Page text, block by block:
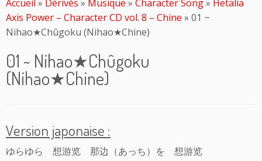
contenu
Accueil » Dérivés » Musique » Character Song» Hetalia
Axis Power – Character CD vol. 8 – Chine » 01 ~
Nihao★Chûgoku (Nihao★Chine)
01 ~ Nihao★Chûgoku
(Nihao★Chine)
Version japonaise :
ゆらゆら 想游览 那边（あっち）を 想游览